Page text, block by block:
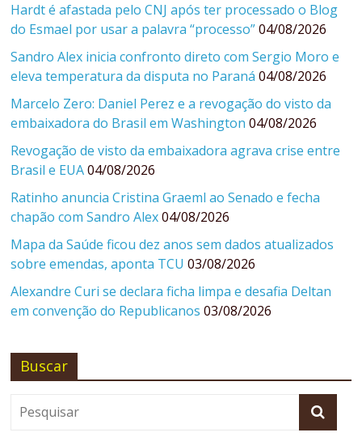
Hardt é afastada pelo CNJ após ter processado o Blog
do Esmael por usar a palavra “processo” 04/08/2026
Sandro Alex inicia confronto direto com Sergio Moro e
eleva temperatura da disputa no Paraná 04/08/2026
Marcelo Zero: Daniel Perez e a revogação do visto da
embaixadora do Brasil em Washington 04/08/2026
Revogação de visto da embaixadora agrava crise entre
Brasil e EUA 04/08/2026
Ratinho anuncia Cristina Graeml ao Senado e fecha
chapão com Sandro Alex 04/08/2026
Mapa da Saúde ficou dez anos sem dados atualizados
sobre emendas, aponta TCU 03/08/2026
Alexandre Curi se declara ficha limpa e desafia Deltan
em convenção do Republicanos 03/08/2026
Buscar